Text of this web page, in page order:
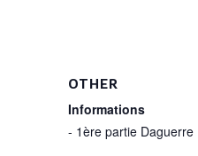
OTHER
Informations
- 1ère partie Daguerre